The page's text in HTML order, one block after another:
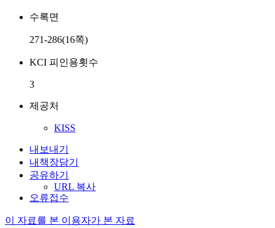
수록면
271-286(16쪽)
KCI 피인용횟수
3
제공처
KISS
내보내기
내책장담기
공유하기
URL 복사
오류접수
이 자료를 본 이용자가 본 자료